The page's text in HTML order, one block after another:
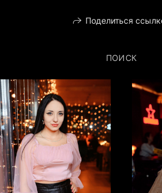
Поделиться
ПОИСК